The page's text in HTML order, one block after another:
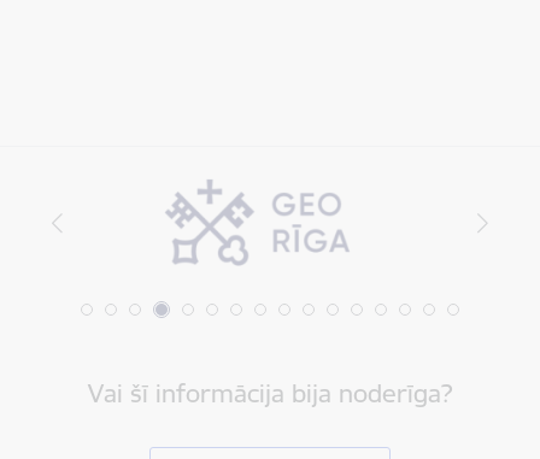
Vai šī informācija bija noderīga?